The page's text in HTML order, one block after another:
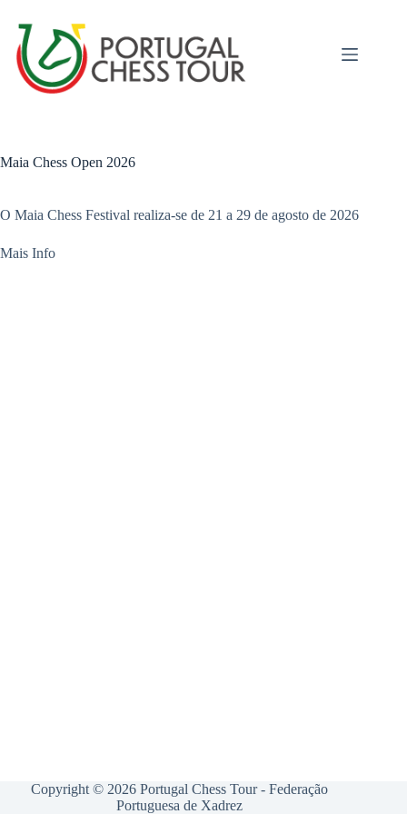
Maia Chess Open 2026
O Maia Chess Festival realiza-se de 21 a 29 de agosto de 2026
Mais Info
Copyright © 2026 Portugal Chess Tour - Federação
Portuguesa de Xadrez